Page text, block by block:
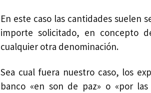
En este caso las cantidades suelen
importe solicitado, en concepto
cualquier otra denominación.
Sea cual fuera nuestro caso, los
banco «en son de paz» o «por